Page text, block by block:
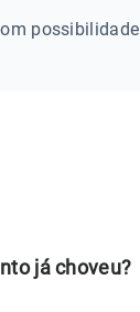
possibilidade
já choveu?